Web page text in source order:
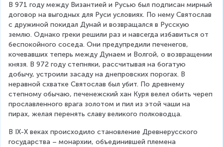
В 971 году между Византией и Русью был подписан мирный
договор на выгодных для Руси условиях. По нему Святослав
с дружиной покидал Дунай и возвращался в Русскую
землю. Однако греки решили раз и навсегда избавиться от
беспокойного соседа. Они предупредили печенегов,
кочевавших теперь между Дунаем и Волгой, о возвращении
князя. В 972 году степняки, рассчитывая на богатую
добычу, устроили засаду на днепровских порогах. В
неравной схватке Святослав был убит. По древнему
степному обычаю, печенежский хан Куря велел обить череп
прославленного врага золотом и пил из этой чаши на
пирах, желая перенять славу великого полководца.
В IX-X веках происходило становление Древнерусского
государства – монархии, объединившей племена